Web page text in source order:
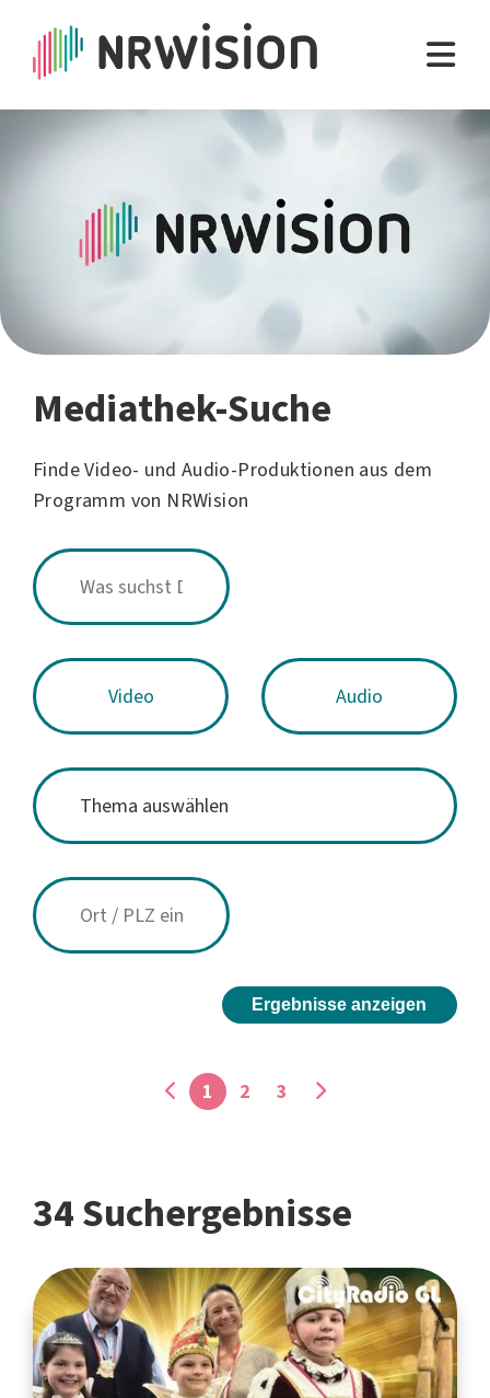
Mediathek-Suche
Finde Video- und Audio-Produktionen aus dem
Programm von NRWision
Video Audio
Ergebnisse anzeigen
1 2 3
34 Suchergebnisse